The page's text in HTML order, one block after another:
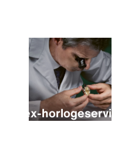
Rolex-horlogeservice